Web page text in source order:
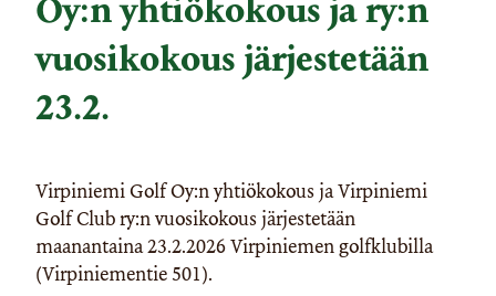
vuosikokous järjestetään
23.2.
Virpiniemi Golf Oy:n yhtiökokous ja Virpiniemi
Golf Club ry:n vuosikokous järjestetään
maanantaina 23.2.2026 Virpiniemen golfklubilla
(Virpiniementie 501).